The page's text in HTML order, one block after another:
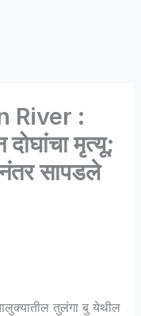
River :
मृत्यू;
सापडले
तुलंगा बु येथील